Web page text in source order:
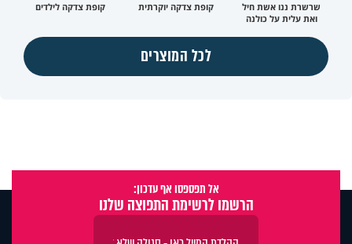
שרשרת ננו אשת חיל
ואת עלית על כולנה
קופת צדקה יוקרתית קופת צדקה לילדים
לכל המוצרים
אל תפספסו אף עדכון:
הרשמו לרשימת התפוצה שלנו